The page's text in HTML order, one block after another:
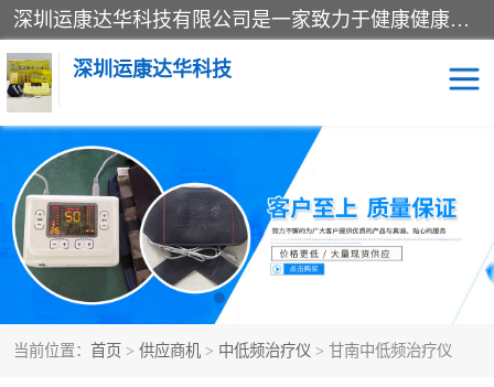
深圳运康达华科技有限公司是一家致力于健康健康产业的现代化企业，已经走过了15个春秋，开创了中医外用发展的新未来，是专业从事中医医疗仪器的研发、生产、销售、服务为一体的子公司，在医疗器械的设计、开发和生产方面率先引进国际先进技术和好的科技人员，先后开发出了场效应治疗仪、多功能治疗仪、颈椎治疗仪、腰椎治疗仪、增效垫等多个系列。
深圳运康达华科技
当前位置： 首页 > 供应商机 > 中低频治疗仪 > 甘南中低频治疗仪
多功能治疗仪 中药提速
中低频治疗仪 脉冲治疗仪
**腺治疗仪